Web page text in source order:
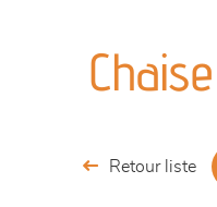
séjours
meubles de
Retour liste